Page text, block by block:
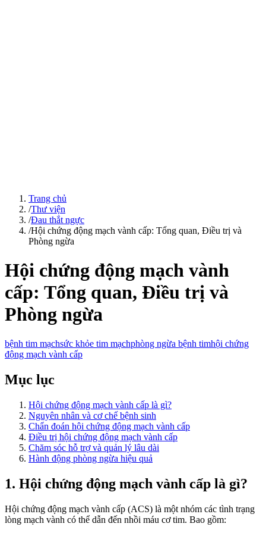
Trang chủ
/Thư viện
/Đau thắt ngực
/Hội chứng động mạch vành cấp: Tổng quan, Điều trị và
Phòng ngừa
Hội chứng động mạch vành
cấp: Tổng quan, Điều trị và
Phòng ngừa
bệnh tim mạchsức khỏe tim mạchphòng ngừa bệnh timhội chứng
động mạch vành cấp
Mục lục
Hội chứng động mạch vành cấp là gì?
Nguyên nhân và cơ chế bệnh sinh
Chẩn đoán hội chứng động mạch vành cấp
Điều trị hội chứng động mạch vành cấp
Chăm sóc hỗ trợ và quản lý lâu dài
Hành động phòng ngừa hiệu quả
1. Hội chứng động mạch vành cấp là gì?
Hội chứng động mạch vành cấp (ACS) là một nhóm các tình trạng
lòng mạch vành có thể dẫn đến nhồi máu cơ tim. Bao gồm: